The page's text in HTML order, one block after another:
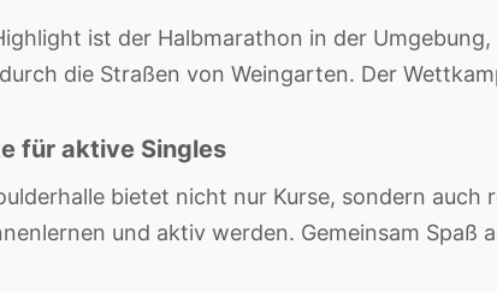
ist der Halbmarathon in der
die Straßen von Weingarten. Der
für aktive Singles
bietet nicht nur Kurse, sondern
und aktiv werden. Gemeinsam Spaß